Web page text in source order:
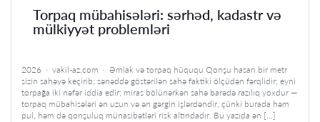
Torpaq mübahisələri: sərhəd, kadastr və
mülkiyyət problemləri
2026 · vakil-az.com · Əmlak və torpaq hüququ Qonşu hasarı bir metr
sizin sahəyə keçirib; sənəddə göstərilən sahə faktiki ölçüdən fərqlidir; eyni
torpağa iki nəfər iddia edir; miras bölünərkən sahə barədə razılıq yoxdur —
torpaq mübahisələri ən uzun və ən gərgin işlərdəndir, çünki burada həm
pul, həm də qonşuluq münasibətləri risk altındadır. Bu yazıda ən […]